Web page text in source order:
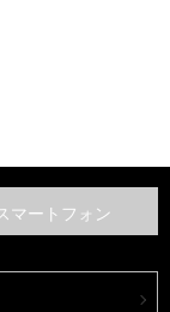
マートフォン